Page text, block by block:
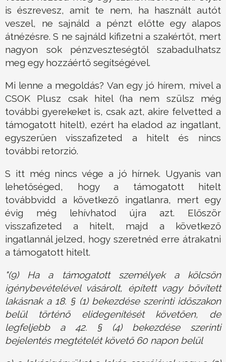
is észrevesz, amit te nem, ha használt autót
veszel, ne sajnáld a pénzt előtte egy alapos
átnézésre. S ne sajnáld kifizetni a szakértőt, mert
nagyon sok pénzveszteségtől szabadulhatsz
meg egy hozzáértő segítségével.
Mi lenne a megoldás? Van egy jó hírem, mivel a
CSOK Plusz csak hitel (ha nem szülsz még
további gyerekeket is, csak azt, akire felvetted a
támogatott hitelt), ezért ha eladod az ingatlant,
egyszerűen visszafizeted a hitelt és nincs
további retorzió.
S itt még nincs vége a jó hírnek. Ugyanis van
lehetőséged, hogy a támogatott hitelt
továbbvidd a következő ingatlanra, mert egy
évig még lehívhatod újra azt. Először
visszafizeted a hitelt, majd a következő
ingatlannál jelzed, hogy szeretnéd erre átrakatni
a támogatott hitelt.
"(9) Ha a támogatott személyek a kölcsön
igénybevételével vásárolt, épített vagy bővített
lakásnak a 18. § (1) bekezdése szerinti időszakon
belül történő elidegenítését követően, de
legfeljebb a 42. § (4) bekezdése szerinti
bejelentés megtételét követő 60 napon belül